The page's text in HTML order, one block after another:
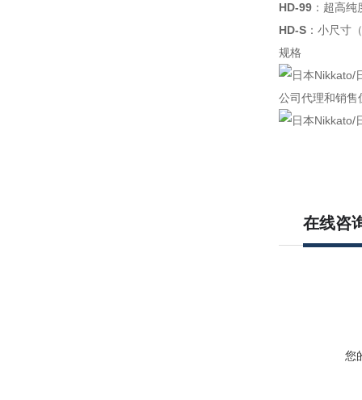
HD-99：超高纯
HD-S：小尺寸
规格
公司代理和销售
在线咨
您